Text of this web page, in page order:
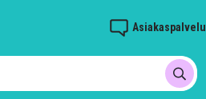
Asiakaspalvelu